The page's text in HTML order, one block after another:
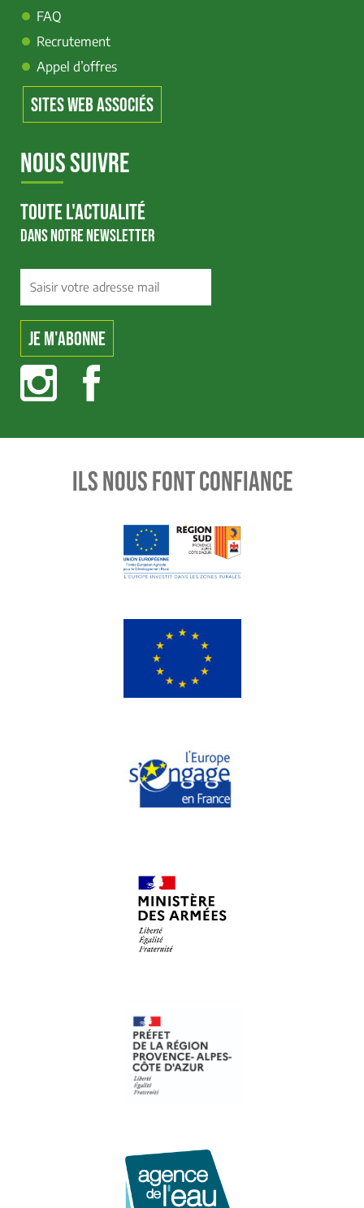
FAQ
Recrutement
Appel d’offres
SITES WEB ASSOCIÉS
NOUS SUIVRE
TOUTE L'ACTUALITÉ
DANS NOTRE NEWSLETTER
ILS NOUS FONT CONFIANCE